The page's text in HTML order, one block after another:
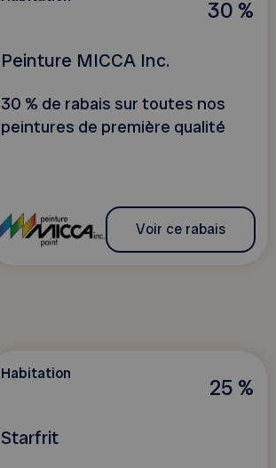
30 %
Peinture MICCA Inc.
30 % de rabais sur toutes nos
peintures de première qualité
Voir ce rabais
25 %
Habitation
Starfrit